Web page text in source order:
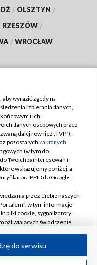
/ OLSZTYN /
RZESZÓW /
/ WROCŁAW
TVP
w likwidacji
wyrazić zgody na
i zbierania danych,
i ich
danych osobowych przez
dalej również „TVP”),
pozostałych Zaufanych
(w tym do
Twoich zainteresowań i
wskazujemy poniżej, a
PPID do Google.
przez Ciebie naszych
w tym informacje
pliki cookie, sygnalizatory
świadczenie
do serwisu